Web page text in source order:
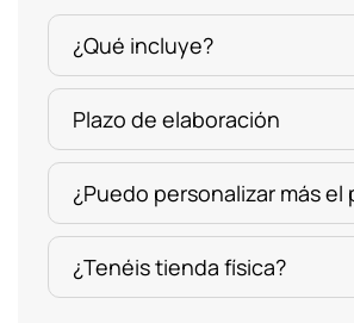
¿Qué incluye?
Plazo de elaboración
¿Puedo personalizar más
¿Tenéis tienda física?